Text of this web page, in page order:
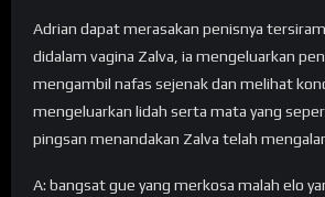
Adrian dapat merasakan penisnya
didalam vagina Zalva, ia mengeluarkan
mengambil nafas sejenak dan melihat
mengeluarkan lidah serta mata yang
pingsan menandakan Zalva telah
A: bangsat gue yang merkosa malah elo